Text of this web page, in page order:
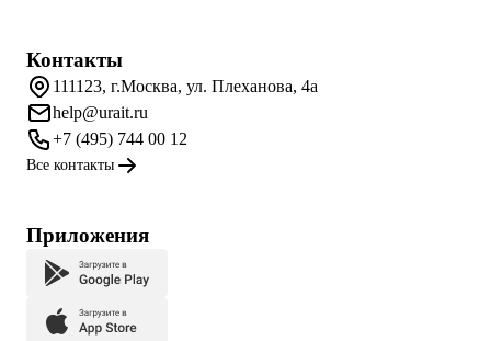
Контакты
111123, г.Москва, ул. Плеханова, 4а
help@urait.ru
+7 (495) 744 00 12
Все контакты
Приложения